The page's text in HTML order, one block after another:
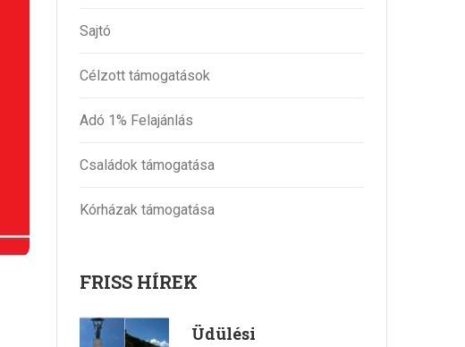
Sajtó
Célzott támogatások
Adó 1% Felajánlás
Családok támogatása
Kórházak támogatása
FRISS HÍREK
Üdülési